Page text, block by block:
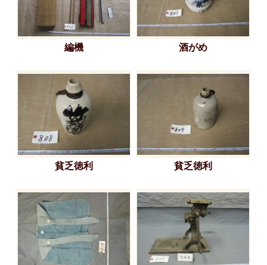
編機 酒がめ
貧乏徳利 貧乏徳利